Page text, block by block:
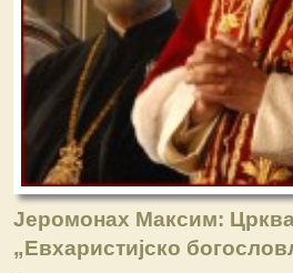
Јеромонах Максим:
„Евхаристијско